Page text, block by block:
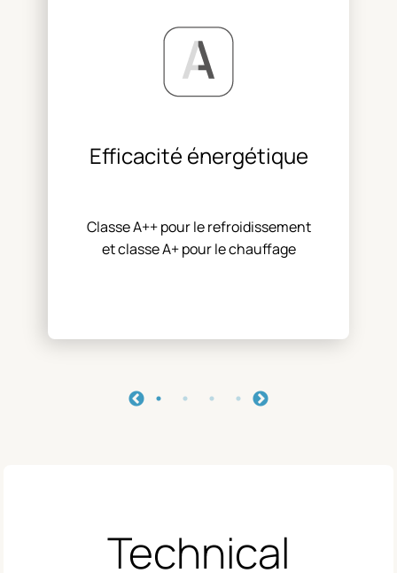
Efficacité énergétique
Classe A++ pour le refroidissement
et classe A+ pour le chauffage
Technical